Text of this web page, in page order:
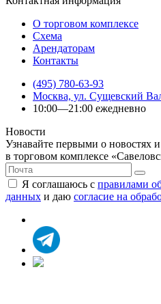
О торговом комплексе
Схема
Арендаторам
Контакты
(495) 780-63-93
Москва, ул. Сущевский
10:00—21:00 ежедневно
Новости
Узнавайте первыми о новостях
в торговом комплексе
Я соглашаюсь с правилами
данных и даю согласие на